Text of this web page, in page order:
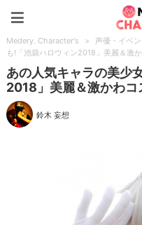
Medery. Character's > 声優・イベン
も!「池袋ハロウィン2018」美麗＆激
あの人気キャラの美少
2018」美麗＆激かわコ
鈴木 妄想